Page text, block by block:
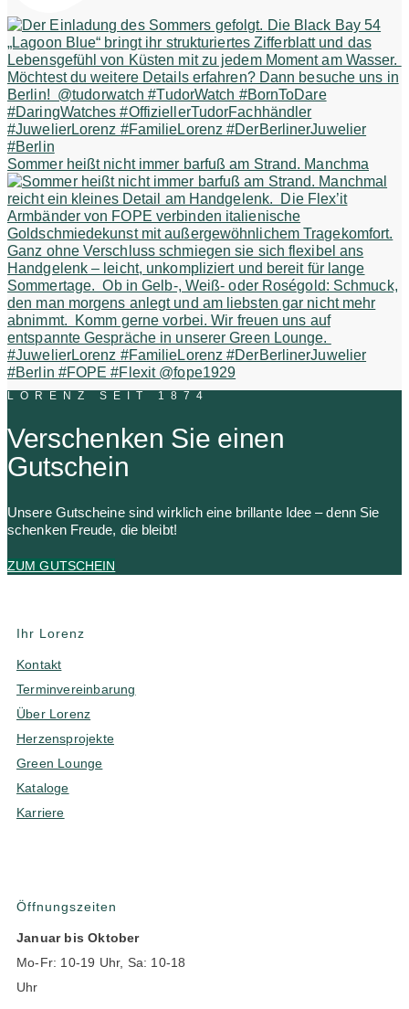
Sommer heißt nicht immer barfuß am Strand. Manchma
LORENZ SEIT 1874
Verschenken Sie einen
Gutschein
Unsere Gutscheine sind wirklich eine brillante Idee – denn Sie
schenken Freude, die bleibt!
ZUM GUTSCHEIN
Ihr Lorenz
Kontakt
Terminvereinbarung
Über Lorenz
Herzensprojekte
Green Lounge
Kataloge
Karriere
Öffnungszeiten
Januar bis Oktober
Mo-Fr: 10-19 Uhr, Sa: 10-18
Uhr